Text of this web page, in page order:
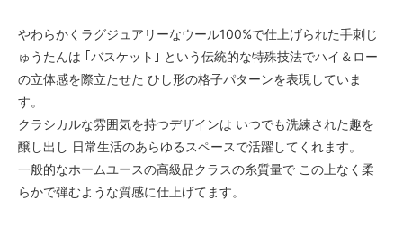
やわらかくラグジュアリーなウール100%で仕上げられた手刺じ
ゅうたんは ｢バスケット｣ という伝統的な特殊技法でハイ＆ロー
の立体感を際立たせた ひし形の格子パターンを表現していま
す。
クラシカルな雰囲気を持つデザインは いつでも洗練された趣を
醸し出し 日常生活のあらゆるスペースで活躍してくれます。
一般的なホームユースの高級品クラスの糸質量で この上なく柔
らかで弾むような質感に仕上げてます。